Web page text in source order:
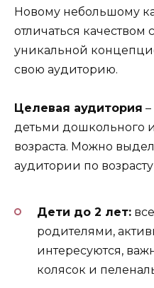
Новому небольшому
отличаться
уникальной
свою аудиторию.
Целевая аудитория
детьми дошкольного
возраста. Можно
аудитории по
Дети до 2 лет:
родителями,
интересуются,
колясок и